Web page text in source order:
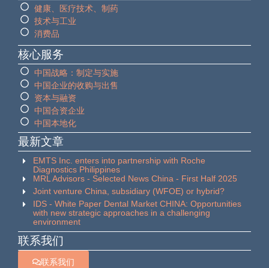
健康、医疗技术、制药
技术与工业
消费品
核心服务
中国战略：制定与实施
中国企业的收购与出售
资本与融资
中国合资企业
中国本地化
最新文章
EMTS Inc. enters into partnership with Roche
Diagnostics Philippines
MRL Advisors - Selected News China - First Half 2025
Joint venture China, subsidiary (WFOE) or hybrid?
IDS - White Paper Dental Market CHINA: Opportunities
with new strategic approaches in a challenging
environment
联系我们
联系我们